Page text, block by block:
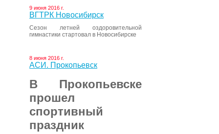
9 июня 2016 г.
ВГТРК Новосибирск
Сезон летней оздоровительной
гимнастики стартовал в Новосибирске
8 июня 2016 г.
АСИ. Прокопьевск
В Прокопьевске
прошел
спортивный
праздник